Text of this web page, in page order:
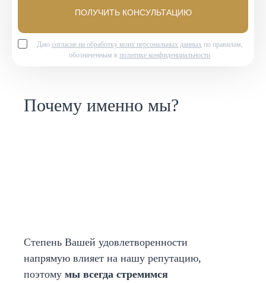
ПОЛУЧИТЬ КОНСУЛЬТАЦИЮ
Даю согласие на обработку моих персональных данныхпо правилам,
обозначенным в политике конфиденциальности
Почему именно мы?
Степень Вашей удовлетворенности
напрямую влияет на нашу репутацию,
поэтому мы всегда стремимся